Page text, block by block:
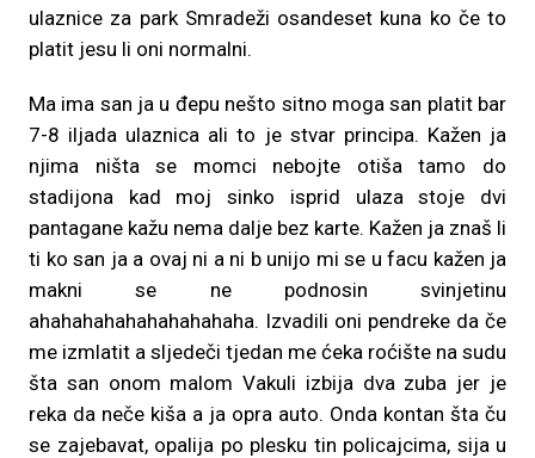
ulaznice za park Smradeži osandeset kuna ko če to
platit jesu li oni normalni.
Ma ima san ja u đepu nešto sitno moga san platit bar
7-8 iljada ulaznica ali to je stvar principa. Kažen ja
njima ništa se momci nebojte otiša tamo do
stadijona kad moj sinko isprid ulaza stoje dvi
pantagane kažu nema dalje bez karte. Kažen ja znaš li
ti ko san ja a ovaj ni a ni b unijo mi se u facu kažen ja
makni se ne podnosin svinjetinu
ahahahahahahahahahaha. Izvadili oni pendreke da če
me izmlatit a sljedeči tjedan me ćeka roćište na sudu
šta san onom malom Vakuli izbija dva zuba jer je
reka da neče kiša a ja opra auto. Onda kontan šta ču
se zajebavat, opalija po plesku tin policajcima, sija u